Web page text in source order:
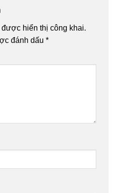
hiển thị công khai.
đánh dấu *